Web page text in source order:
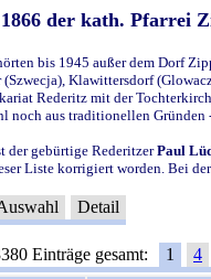
der kath. Pfarrei
bis 1945 außer dem Dorf
Klawittersdorf
Rederitz mit der
noch aus traditionellen Gründen
der gebürtige RederitzerPaul
Liste korrigiert worden. Bei
Detail
Einträge gesamt: 1 4